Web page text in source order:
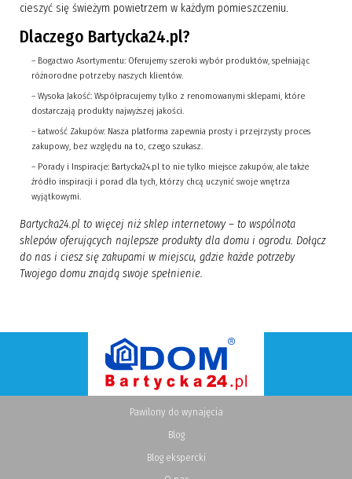
cieszyć się świeżym powietrzem w każdym pomieszczeniu.
Dlaczego Bartycka24.pl?
– Bogactwo Asortymentu: Oferujemy szeroki wybór produktów, spełniając
różnorodne potrzeby naszych klientów.
– Wysoka Jakość: Współpracujemy tylko z renomowanymi sklepami, które
dostarczają produkty najwyższej jakości.
– Łatwość Zakupów: Nasza platforma zapewnia prosty i przejrzysty proces
zakupowy, bez względu na to, czego szukasz.
– Porady i Inspiracje: Bartycka24.pl to nie tylko miejsce zakupów, ale także
źródło inspiracji i porad dla tych, którzy chcą uczynić swoje wnętrza
wyjątkowymi.
Bartycka24.pl to więcej niż sklep internetowy – to wspólnota
sklepów oferujących najlepsze produkty dla domu i ogrodu. Dołącz
do nas i ciesz się zakupami w miejscu, gdzie każde potrzeby
Twojego domu znajdą swoje spełnienie.
Pawilony do wynajęcia
Blog
Blog ekspercki